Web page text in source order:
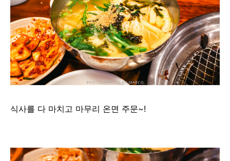
식사를 다 마치고 마무리 온면 주문~!